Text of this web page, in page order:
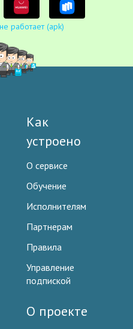
работает (apk)
Как
устроено
О сервисе
Обучение
Исполнителям
Партнерам
Правила
Управление
подпиской
О проекте